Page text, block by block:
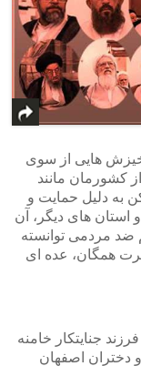
خیزش هایی از سوی
کشورمان مانند
به دلیل حمایت و
استان های دیگر، آن
مردمی توانسته
همگان، عده ای
جنایتکار خامنه
دختران اصفهان